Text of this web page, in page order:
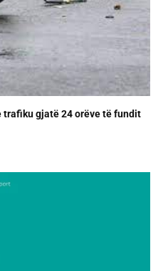
gjatë 24 orëve të fundit